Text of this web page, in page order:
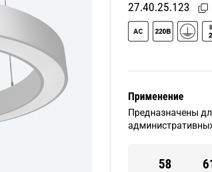
27.40.25.123
Применение
Предназначены
58